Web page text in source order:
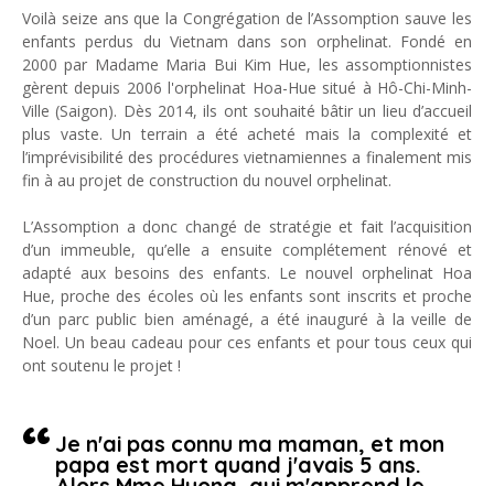
Voilà seize ans que la Congrégation de l’Assomption sauve les
enfants perdus du Vietnam dans son orphelinat. Fondé en
2000 par Madame Maria Bui Kim Hue, les assomptionnistes
gèrent depuis 2006 l'orphelinat Hoa-Hue situé à Hô-Chi-Minh-
Ville (Saigon). Dès 2014, ils ont souhaité bâtir un lieu d’accueil
plus vaste. Un terrain a été acheté mais la complexité et
l’imprévisibilité des procédures vietnamiennes a finalement mis
fin à au projet de construction du nouvel orphelinat.
L’Assomption a donc changé de stratégie et fait l’acquisition
d’un immeuble, qu’elle a ensuite complétement rénové et
adapté aux besoins des enfants. Le nouvel orphelinat Hoa
Hue, proche des écoles où les enfants sont inscrits et proche
d’un parc public bien aménagé, a été inauguré à la veille de
Noel. Un beau cadeau pour ces enfants et pour tous ceux qui
ont soutenu le projet !
Je n'ai pas connu ma maman, et mon
papa est mort quand j'avais 5 ans.